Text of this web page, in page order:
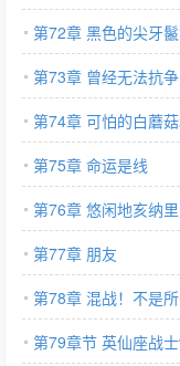
第72章 黑色的尖牙
第73章 曾经无法抗
第74章 可怕的白蘑
第75章 命运是线
第76章 悠闲地亥纳
第77章 朋友
第78章 混战！不是
第79章节 英仙座战士